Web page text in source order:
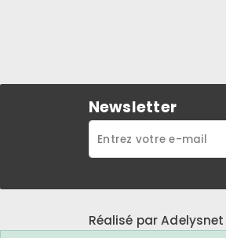
Newsletter
Réalisé par Adelysnet